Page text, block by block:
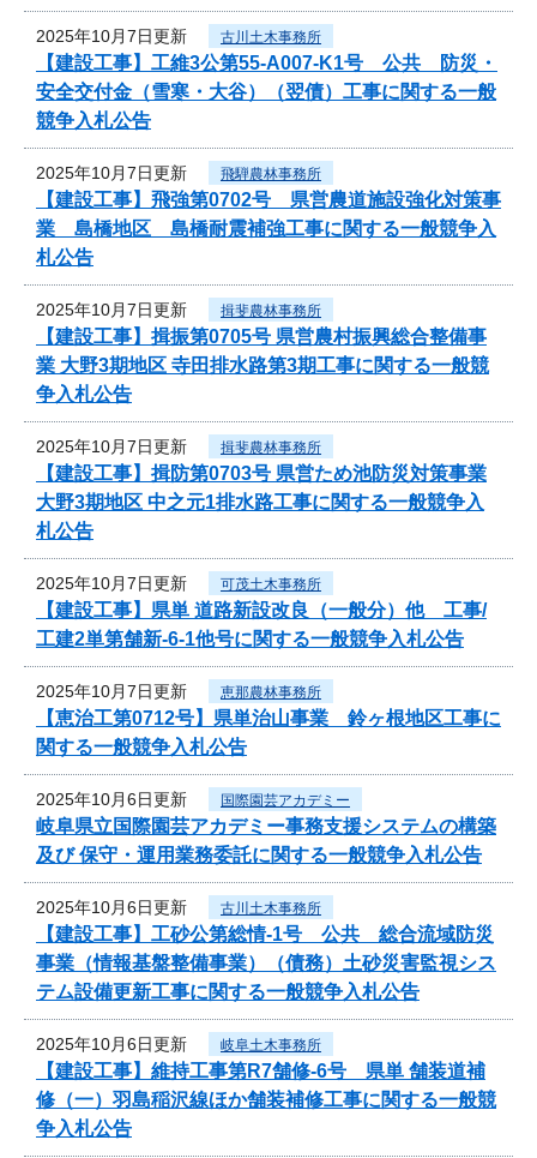
2025年10月7日更新 古川土木事務所
【建設工事】工維3公第55-A007-K1号 公共 防災・
安全交付金（雪寒・大谷）（翌債）工事に関する一般
競争入札公告
2025年10月7日更新 飛騨農林事務所
【建設工事】飛強第0702号 県営農道施設強化対策事
業 島橋地区 島橋耐震補強工事に関する一般競争入
札公告
2025年10月7日更新 揖斐農林事務所
【建設工事】揖振第0705号 県営農村振興総合整備事
業 大野3期地区 寺田排水路第3期工事に関する一般競
争入札公告
2025年10月7日更新 揖斐農林事務所
【建設工事】揖防第0703号 県営ため池防災対策事業
大野3期地区 中之元1排水路工事に関する一般競争入
札公告
2025年10月7日更新 可茂土木事務所
【建設工事】県単 道路新設改良（一般分）他 工事/
工建2単第舗新-6-1他号に関する一般競争入札公告
2025年10月7日更新 恵那農林事務所
【恵治工第0712号】県単治山事業 鈴ヶ根地区工事に
関する一般競争入札公告
2025年10月6日更新 国際園芸アカデミー
岐阜県立国際園芸アカデミー事務支援システムの構築
及び 保守・運用業務委託に関する一般競争入札公告
2025年10月6日更新 古川土木事務所
【建設工事】工砂公第総情-1号 公共 総合流域防災
事業（情報基盤整備事業）（債務）土砂災害監視シス
テム設備更新工事に関する一般競争入札公告
2025年10月6日更新 岐阜土木事務所
【建設工事】維持工事第R7舗修-6号 県単 舗装道補
修（一）羽島稲沢線ほか舗装補修工事に関する一般競
争入札公告